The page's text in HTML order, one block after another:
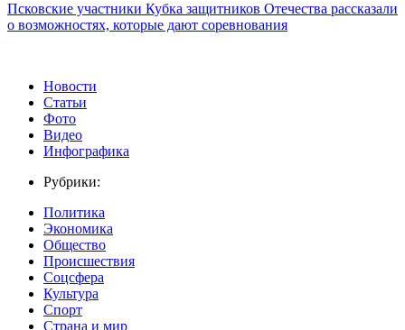
Псковские участники Кубка защитников Отечества рассказали
о возможностях, которые дают соревнования
Новости
Статьи
Фото
Видео
Инфографика
Рубрики:
Политика
Экономика
Общество
Происшествия
Соцсфера
Культура
Спорт
Страна и мир